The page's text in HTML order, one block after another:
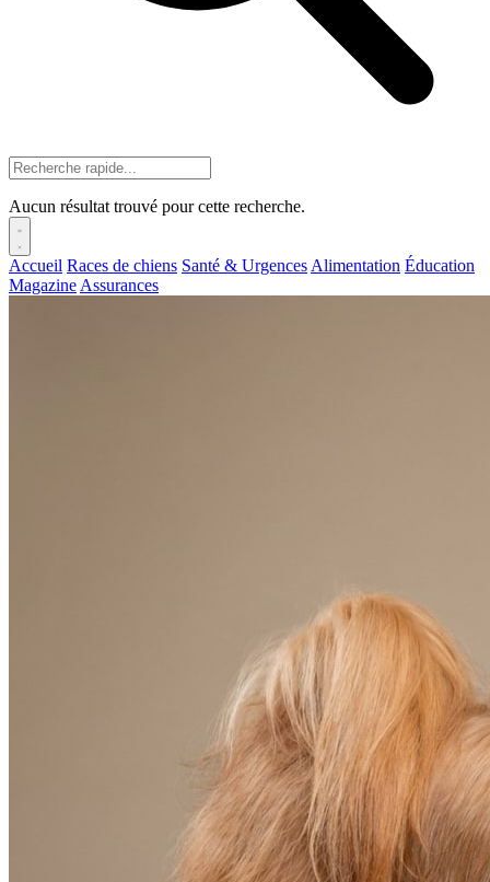
Aucun résultat trouvé pour cette recherche.
Accueil Races de chiens Santé & Urgences Alimentation Éducation
Magazine Assurances